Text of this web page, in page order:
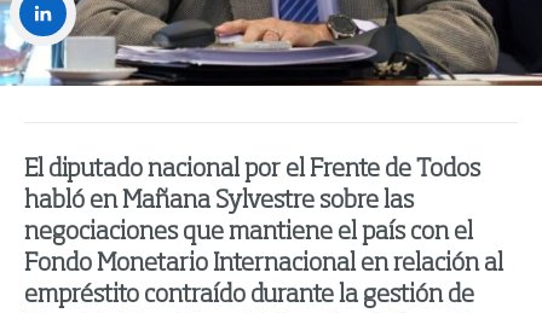
El diputado nacional por el Frente de Todos
habló en Mañana Sylvestre sobre las
negociaciones que mantiene el país con el
Fondo Monetario Internacional en relación al
empréstito contraído durante la gestión de
LinkedIn